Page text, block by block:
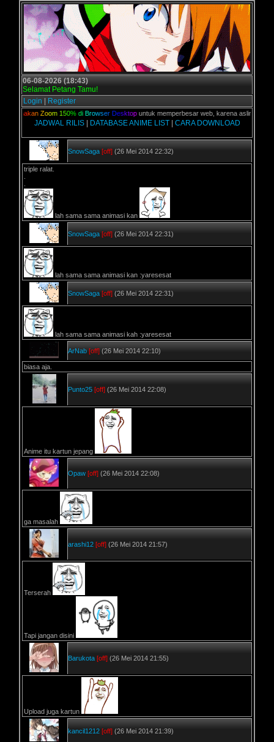
06-08-2026 (18:43)
Selamat Petang Tamu!
Login
Register
an Zoom 150% di Browser De sktopuntuk memperbesar web, karena aslinya web
JADWAL RILIS| DATABASE ANIME LIST| CARA DOWNLOAD
SnowSaga [off] (26 Mei 2014 22:32)
triple ralat.
lah sama sama animasi kan
SnowSaga [off] (26 Mei 2014 22:31)
lah sama sama animasi kan :yaresesat
SnowSaga [off] (26 Mei 2014 22:31)
lah sama sama animasi kah :yaresesat
ArNab [off] (26 Mei 2014 22:10)
biasa aja.
Punto25 [off] (26 Mei 2014 22:08)
Anime itu kartun jepang
Opaw [off] (26 Mei 2014 22:08)
ga masalah
arashi12 [off] (26 Mei 2014 21:57)
Terserah
Tapi jangan disini
Barukota [off] (26 Mei 2014 21:55)
Upload juga kartun
kancil1212 [off] (26 Mei 2014 21:39)